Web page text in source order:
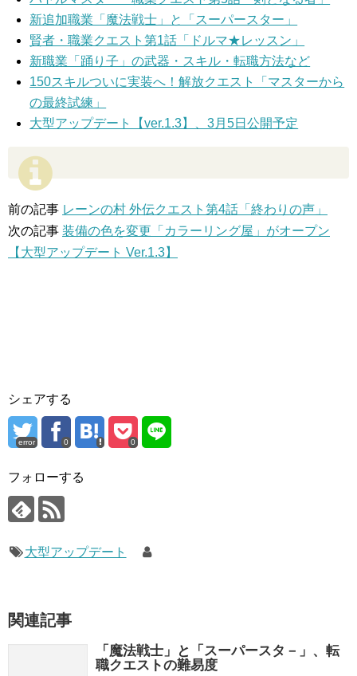
新追加職業「魔法戦士」と「スーパースター」
賢者・職業クエスト第1話「ドルマ★レッスン」
新職業「踊り子」の武器・スキル・転職方法など
150スキルついに実装へ！解放クエスト「マスターから
の最終試練」
大型アップデート【ver.1.3】、3月5日公開予定
前の記事 レーンの村 外伝クエスト第4話「終わりの声」
次の記事 装備の色を変更「カラーリング屋」がオープン
【大型アップデート Ver.1.3】
シェアする
error 0 0
フォローする
大型アップデート
関連記事
「魔法戦士」と「スーパースタ－」、転
職クエストの難易度